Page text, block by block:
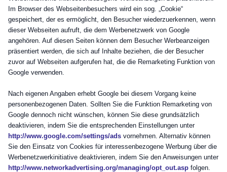
Im Browser des Webseitenbesuchers wird ein sog. „Cookie“
gespeichert, der es ermöglicht, den Besucher wiederzuerkennen, wenn
dieser Webseiten aufruft, die dem Werbenetzwerk von Google
angehören. Auf diesen Seiten können dem Besucher Werbeanzeigen
präsentiert werden, die sich auf Inhalte beziehen, die der Besucher
zuvor auf Webseiten aufgerufen hat, die die Remarketing Funktion von
Google verwenden.
Nach eigenen Angaben erhebt Google bei diesem Vorgang keine
personenbezogenen Daten. Sollten Sie die Funktion Remarketing von
Google dennoch nicht wünschen, können Sie diese grundsätzlich
deaktivieren, indem Sie die entsprechenden Einstellungen unter
http://www.google.com/settings/ads vornehmen. Alternativ können
Sie den Einsatz von Cookies für interessenbezogene Werbung über die
Werbenetzwerkinitiative deaktivieren, indem Sie den Anweisungen unter
http://www.networkadvertising.org/managing/opt_out.asp folgen.